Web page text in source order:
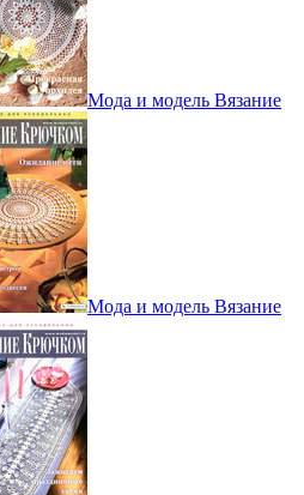
Мода и модель Вязание
Мода и модель Вязание